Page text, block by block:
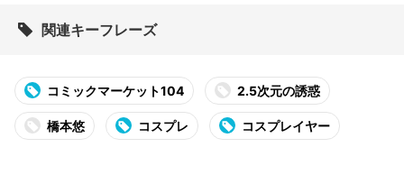
関連キーフレーズ
コミックマーケット104 2.5次元の誘惑
橋本悠 コスプレ コスプレイヤー